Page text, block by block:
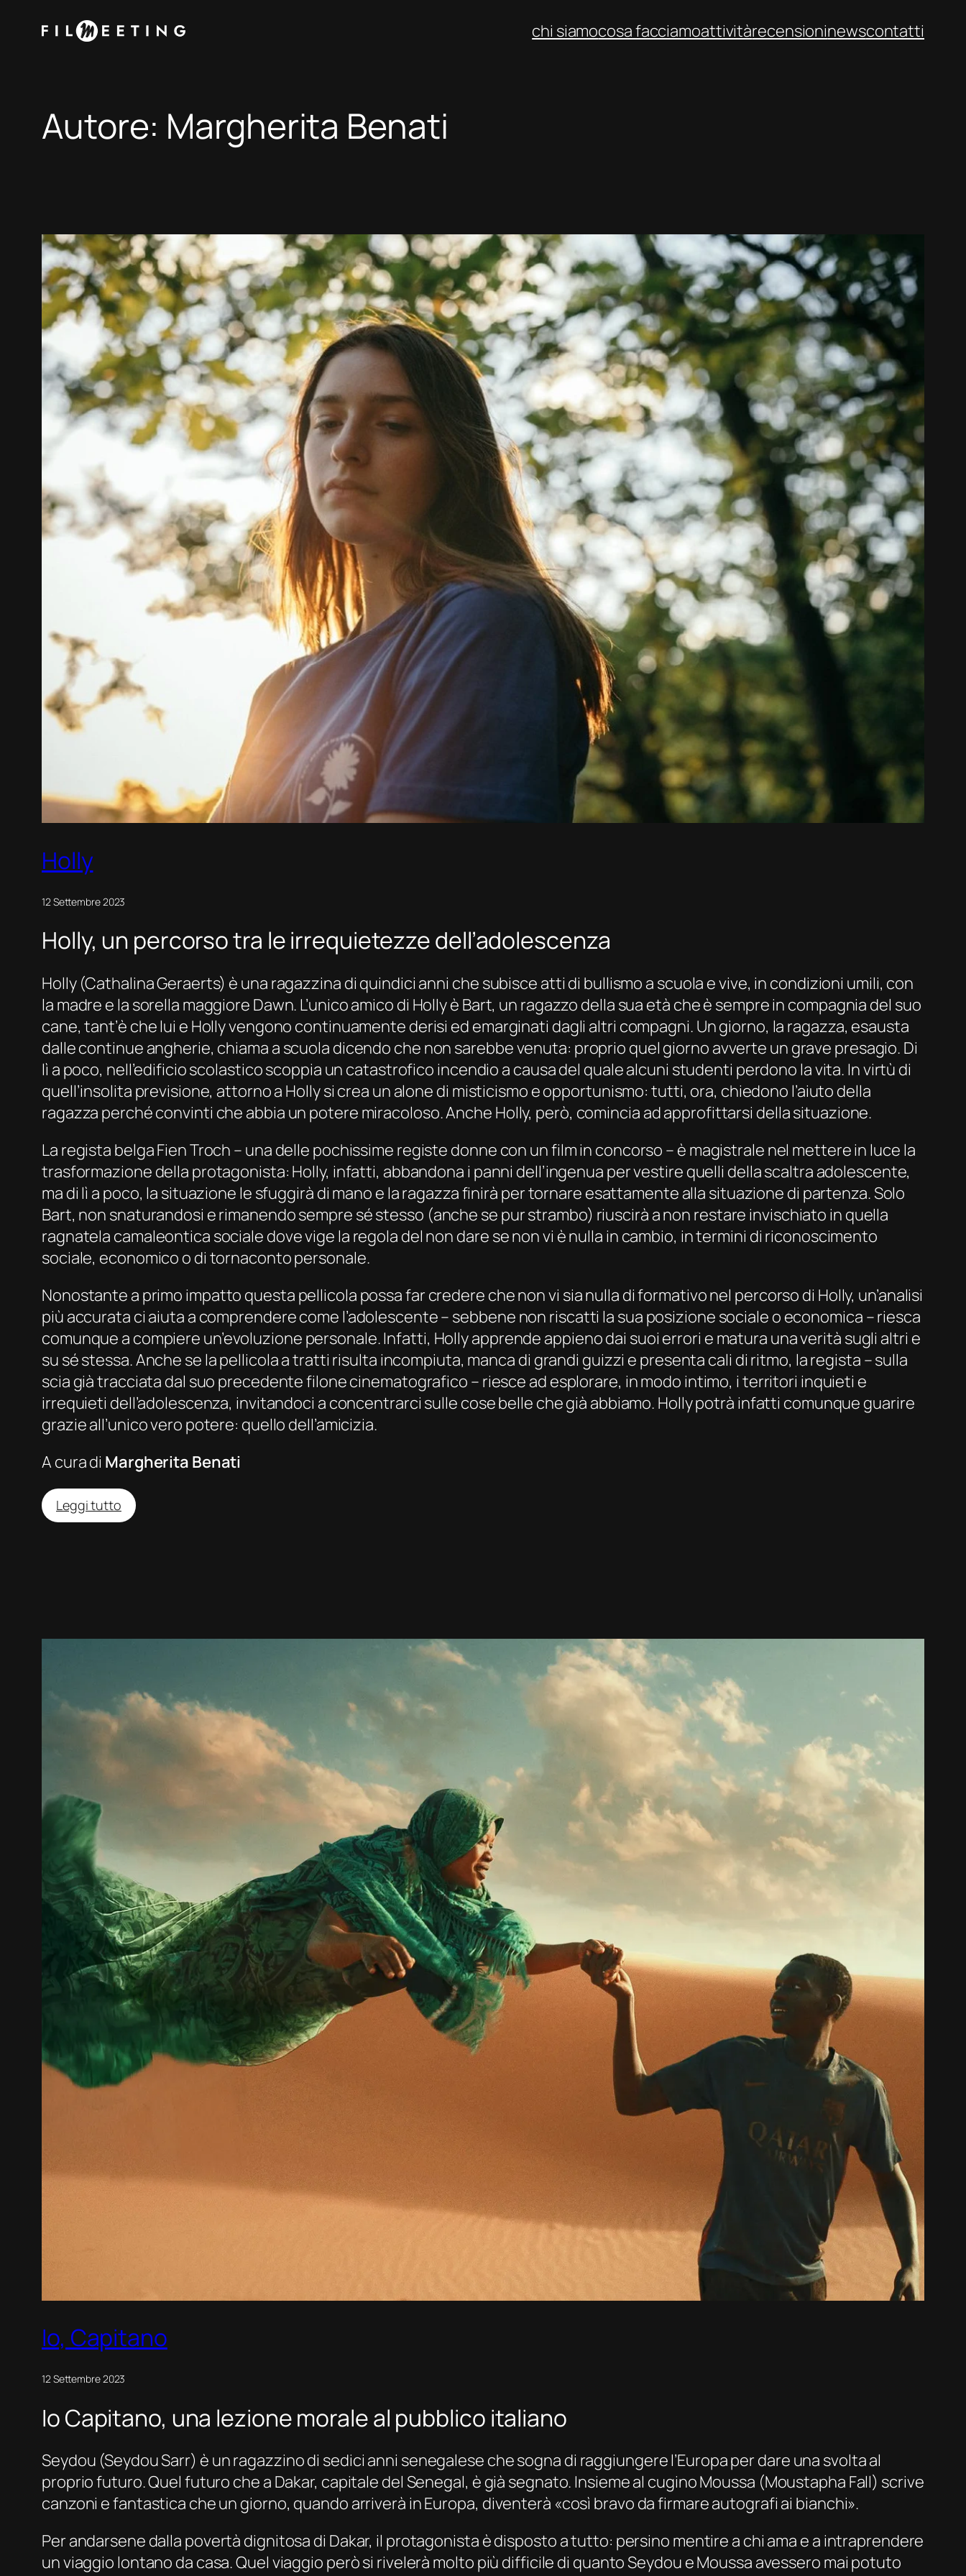
chi siamocosa facciamoattivitàrecensioninewscontatti
Autore: Margherita Benati
Holly
12 Settembre 2023
Holly, un percorso tra le irrequietezze dell’adolescenza
Holly (Cathalina Geraerts) è una ragazzina di quindici anni che subisce atti di bullismo a scuola e vive, in condizioni umili, con
la madre e la sorella maggiore Dawn. L’unico amico di Holly è Bart, un ragazzo della sua età che è sempre in compagnia del suo
cane, tant’è che lui e Holly vengono continuamente derisi ed emarginati dagli altri compagni. Un giorno, la ragazza, esausta
dalle continue angherie, chiama a scuola dicendo che non sarebbe venuta: proprio quel giorno avverte un grave presagio. Di
lì a poco, nell’edificio scolastico scoppia un catastrofico incendio a causa del quale alcuni studenti perdono la vita. In virtù di
quell’insolita previsione, attorno a Holly si crea un alone di misticismo e opportunismo: tutti, ora, chiedono l’aiuto della
ragazza perché convinti che abbia un potere miracoloso. Anche Holly, però, comincia ad approfittarsi della situazione.
La regista belga Fien Troch – una delle pochissime registe donne con un film in concorso – è magistrale nel mettere in luce la
trasformazione della protagonista: Holly, infatti, abbandona i panni dell’ingenua per vestire quelli della scaltra adolescente,
ma di lì a poco, la situazione le sfuggirà di mano e la ragazza finirà per tornare esattamente alla situazione di partenza. Solo
Bart, non snaturandosi e rimanendo sempre sé stesso (anche se pur strambo) riuscirà a non restare invischiato in quella
ragnatela camaleontica sociale dove vige la regola del non dare se non vi è nulla in cambio, in termini di riconoscimento
sociale, economico o di tornaconto personale.
Nonostante a primo impatto questa pellicola possa far credere che non vi sia nulla di formativo nel percorso di Holly, un’analisi
più accurata ci aiuta a comprendere come l’adolescente – sebbene non riscatti la sua posizione sociale o economica – riesca
comunque a compiere un’evoluzione personale. Infatti, Holly apprende appieno dai suoi errori e matura una verità sugli altri e
su sé stessa. Anche se la pellicola a tratti risulta incompiuta, manca di grandi guizzi e presenta cali di ritmo, la regista – sulla
scia già tracciata dal suo precedente filone cinematografico – riesce ad esplorare, in modo intimo, i territori inquieti e
irrequieti dell’adolescenza, invitandoci a concentrarci sulle cose belle che già abbiamo. Holly potrà infatti comunque guarire
grazie all’unico vero potere: quello dell’amicizia.
A cura di Margherita Benati
Leggi tutto:
Holly
Io, Capitano
12 Settembre 2023
Io Capitano, una lezione morale al pubblico italiano
Seydou (Seydou Sarr) è un ragazzino di sedici anni senegalese che sogna di raggiungere l’Europa per dare una svolta al
proprio futuro. Quel futuro che a Dakar, capitale del Senegal, è già segnato. Insieme al cugino Moussa (Moustapha Fall) scrive
canzoni e fantastica che un giorno, quando arriverà in Europa, diventerà «così bravo da firmare autografi ai bianchi».
Per andarsene dalla povertà dignitosa di Dakar, il protagonista è disposto a tutto: persino mentire a chi ama e a intraprendere
un viaggio lontano da casa. Quel viaggio però si rivelerà molto più difficile di quanto Seydou e Moussa avessero mai potuto